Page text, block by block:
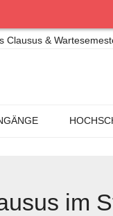
im
Clausus &